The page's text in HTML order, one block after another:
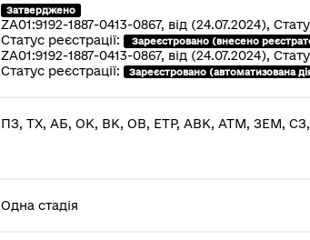
Затверджено
ZA01:9192-1887-0413-0867, від (24.07.2024),
Статус реєстрації: Зареєстровано (внесено
ZA01:9192-1887-0413-0867, від (24.07.2024),
Статус реєстрації: Зареєстровано (автоматизована
ПЗ, ТХ, АБ, ОК, ВК, ОВ, ЕТР, АВК, АТМ, ЗЕМ,
Одна стадія